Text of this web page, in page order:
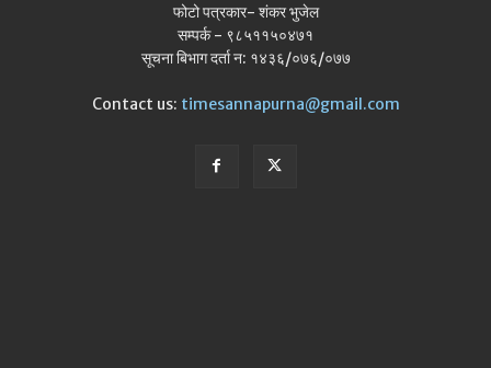
फोटो पत्रकार- शंकर भुजेल
सम्पर्क - ९८५११५०४७१
सूचना बिभाग दर्ता न: १४३६/०७६/०७७
Contact us: timesannapurna@gmail.com